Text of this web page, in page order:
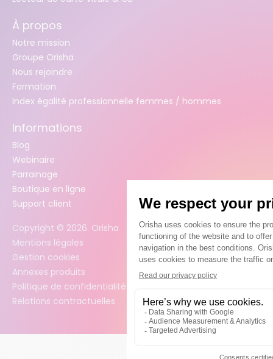
À propos
Notre mission
Groupe Orisha
Nous rejoindre
Formation
Index égalité professionnelle femmes / hommes
Informations
Blog
Webinaire
Parrainage
Boutique en ligne
Support client
Copyright © 2026. Orisha
Mentions légales
Gestion cookies
Annexes produits
Politique de confidentialité des données
Relations contractuelles